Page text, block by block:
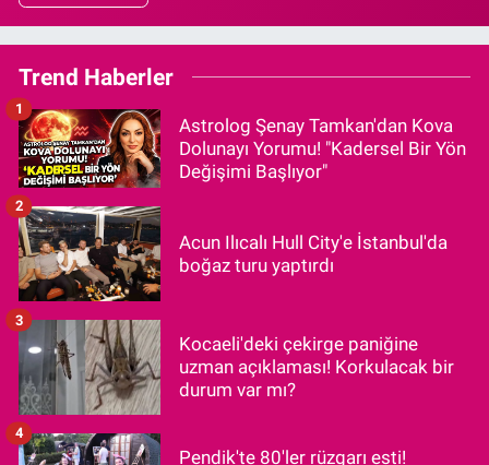
Trend Haberler
Astrolog Şenay Tamkan'dan Kova
Dolunayı Yorumu! "Kadersel Bir Yön
Değişimi Başlıyor"
1
Acun Ilıcalı Hull City'e İstanbul'da
boğaz turu yaptırdı
2
Kocaeli'deki çekirge paniğine
uzman açıklaması! Korkulacak bir
durum var mı?
3
Pendik'te 80'ler rüzgarı esti!
4